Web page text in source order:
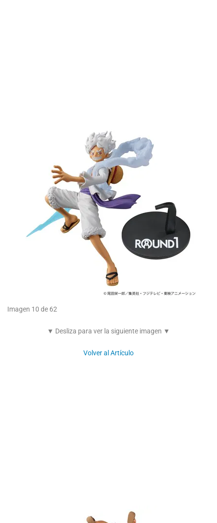
Imagen 10 de 62
▼ Desliza para ver la siguiente imagen ▼
Volver al Artículo